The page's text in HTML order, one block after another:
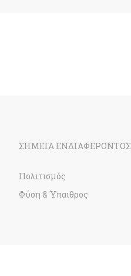
ΣΗΜΕΙΑ ΕΝΔΙΑΦΕΡΟΝΤΟΣ
Πολιτισμός
Φύση & Ύπαιθρος